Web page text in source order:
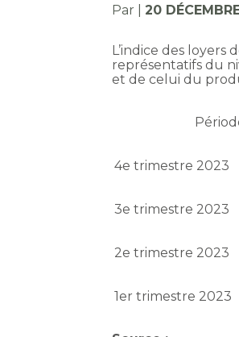
Par |20
L’indice des loyers
représentatifs du
et de celui du
4e trimestre 2023
3e trimestre 2023
2e trimestre 2023
1er trimestre 2023